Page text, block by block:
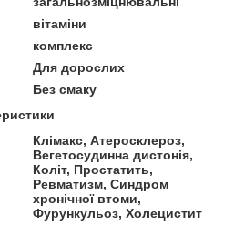
вітаміни
комплекс
Для дорослих
Без смаку
Клімакс, Атеросклероз,
Вегетосудинна дистонія,
Коліт, Простатить,
Ревматизм, Синдром
хронічної втоми,
Фурункульоз, Холецистит